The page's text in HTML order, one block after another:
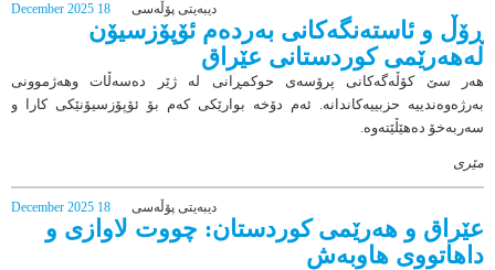
18 December 2025 دیبەیتی پۆڵەسی
ڕۆڵ و ئاستەنگەکانی بەردەم ئۆپۆزسیۆن
لەهەرێمی کوردستانی عێراق
هەر سێ کۆڵەگەکانی پرۆسەی حوکمڕانی لە ژێر دەسەڵات وهەژموونی
بەرژەوەندییە حزبییەکاندانە. ئەم دۆخە بوارێکی کەم بۆ ئۆپۆزسیۆنێکی کارا و
سەربەخۆ دەهێڵێتەوە.
مێری
18 December 2025 دیبەیتی پۆڵەسی
عێراق و هەرێمی کوردستان: چووت لاوازی و
داهاتووی هاوبەش